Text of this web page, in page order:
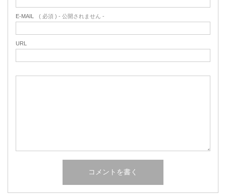
E-MAIL ( 必須 ) - 公開されません -
URL